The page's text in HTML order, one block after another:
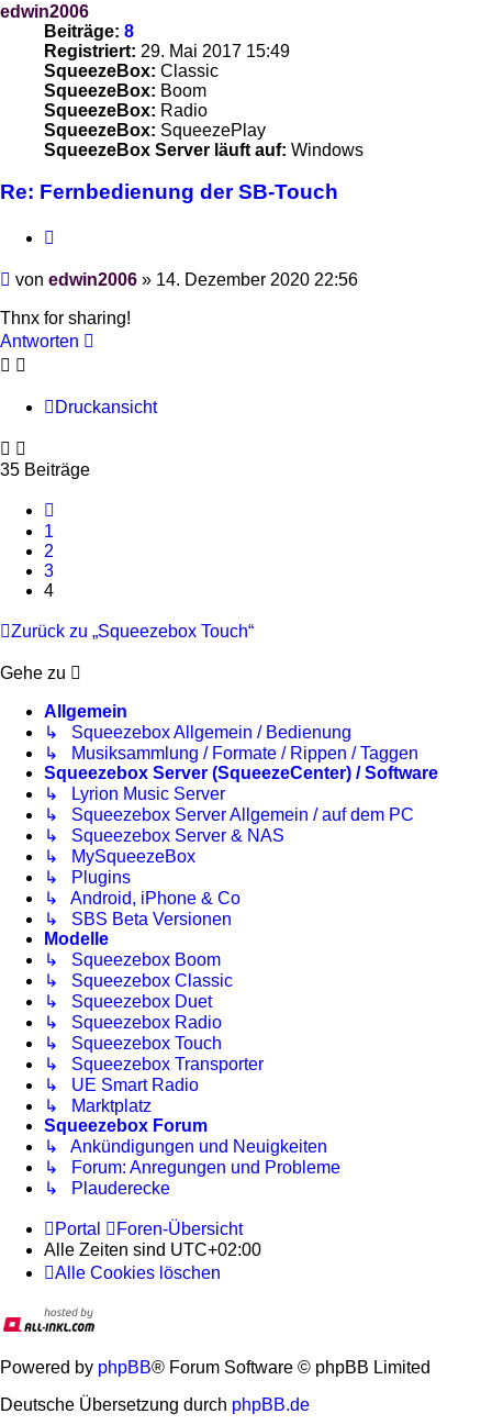
edwin2006
Beiträge: 8
Registriert: 29. Mai 2017 15:49
SqueezeBox: Classic
SqueezeBox: Boom
SqueezeBox: Radio
SqueezeBox: SqueezePlay
SqueezeBox Server läuft auf: Windows
Re: Fernbedienung der SB-Touch
Beitrag
von edwin2006 » 14. Dezember 2020 22:56
Thnx for sharing!
Antworten
Druckansicht
35 Beiträge
1
2
3
4
Zurück zu „Squeezebox Touch“
Gehe zu
Allgemein
↳ Squeezebox Allgemein / Bedienung
↳ Musiksammlung / Formate / Rippen / Taggen
Squeezebox Server (SqueezeCenter) / Software
↳ Lyrion Music Server
↳ Squeezebox Server Allgemein / auf dem PC
↳ Squeezebox Server & NAS
↳ MySqueezeBox
↳ Plugins
↳ Android, iPhone & Co
↳ SBS Beta Versionen
Modelle
↳ Squeezebox Boom
↳ Squeezebox Classic
↳ Squeezebox Duet
↳ Squeezebox Radio
↳ Squeezebox Touch
↳ Squeezebox Transporter
↳ UE Smart Radio
↳ Marktplatz
Squeezebox Forum
↳ Ankündigungen und Neuigkeiten
↳ Forum: Anregungen und Probleme
↳ Plauderecke
Portal
Foren-Übersicht
Alle Zeiten sind UTC+02:00
Alle Cookies löschen
Powered by phpBB® Forum Software © phpBB Limited
Deutsche Übersetzung durch phpBB.de